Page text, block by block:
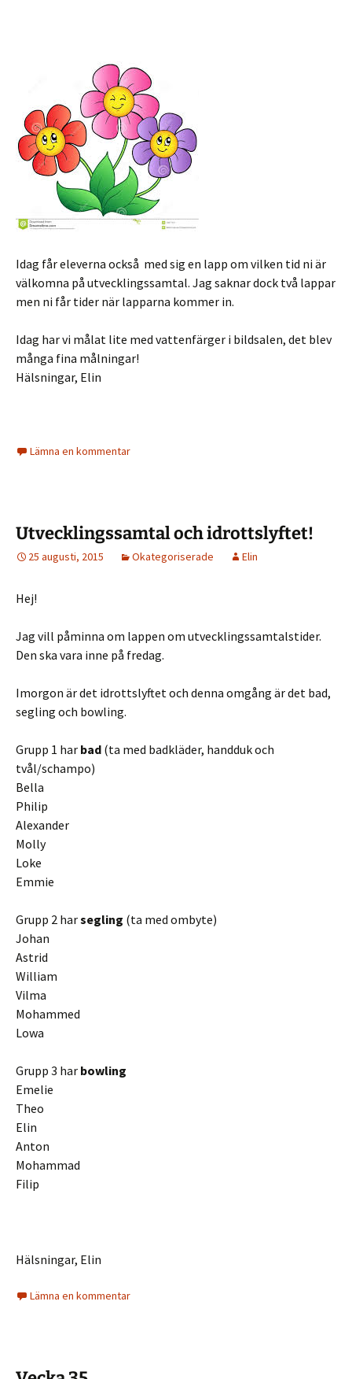
Idag får eleverna också med sig en lapp om vilken tid ni är
välkomna på utvecklingssamtal. Jag saknar dock två lappar
men ni får tider när lapparna kommer in.
Idag har vi målat lite med vattenfärger i bildsalen, det blev
många fina målningar!
Hälsningar, Elin
Lämna en kommentar
Utvecklingssamtal och idrottslyftet!
25 augusti, 2015 Okategoriserade Elin
Hej!
Jag vill påminna om lappen om utvecklingssamtalstider.
Den ska vara inne på fredag.
Imorgon är det idrottslyftet och denna omgång är det bad,
segling och bowling.
Grupp 1 har bad (ta med badkläder, handduk och
tvål/schampo)
Bella
Philip
Alexander
Molly
Loke
Emmie
Grupp 2 harsegling (ta med ombyte)
Johan
Astrid
William
Vilma
Mohammed
Lowa
Grupp 3 har bowling
Emelie
Theo
Elin
Anton
Mohammad
Filip
Hälsningar, Elin
Lämna en kommentar